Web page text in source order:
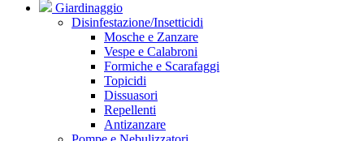
Giardinaggio
Disinfestazione/Insetticidi
Mosche e Zanzare
Vespe e Calabroni
Formiche e Scarafaggi
Topicidi
Dissuasori
Repellenti
Antizanzare